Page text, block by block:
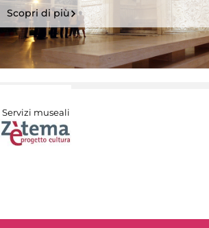
Scopri di più
Servizi museali